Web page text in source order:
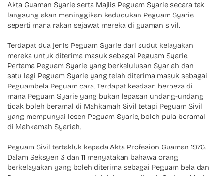
Akta Guaman Syarie serta Majlis Peguam Syarie secara tak
langsung akan meninggikan kedudukan Peguam Syarie
seperti mana rakan sejawat mereka di guaman sivil.
Terdapat dua jenis Peguam Syarie dari sudut kelayakan
mereka untuk diterima masuk sebagai Peguam Syarie.
Pertama Peguam Syarie yang berkelulusan Syariah dan
satu lagi Peguam Syarie yang telah diterima masuk sebagai
Peguambela Peguam cara. Terdapat keadaan berbeza di
mana Peguam Syarie yang bukan lepasan undang-undang
tidak boleh beramal di Mahkamah Sivil tetapi Peguam Sivil
yang mempunyai lesen Peguam Syarie, boleh pula beramal
di Mahkamah Syariah.
Peguam Sivil tertakluk kepada Akta Profesion Guaman 1976.
Dalam Seksyen 3 dan 11 menyatakan bahawa orang
berkelayakan yang boleh diterima sebagai Peguam bela dan